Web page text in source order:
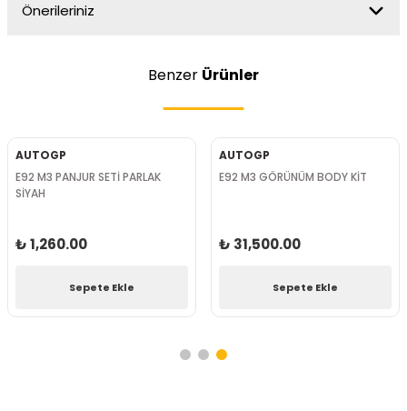
Önerileriniz
Benzer Ürünler
AUTOGP
E92 M3 PANJUR SETİ PARLAK
SİYAH
₺ 1,260.00
Sepete Ekle
AUTOGP
E92 M3 GÖRÜNÜM BODY KİT
₺ 31,500.00
Sepete Ekle